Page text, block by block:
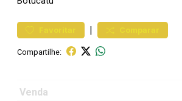
Favoritar | Comparar
Compartilhe:
Venda